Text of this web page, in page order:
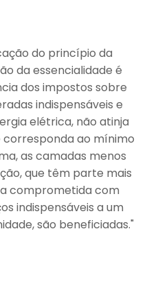
do princípio da
da essencialidade é
dos impostos sobre
indispensáveis e
elétrica, não atinja
corresponda ao mínimo
as camadas menos
que têm parte mais
comprometida com
indispensáveis a um
são beneficiadas."